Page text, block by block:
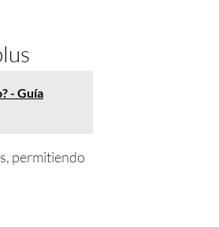
- Guía
permitiendo